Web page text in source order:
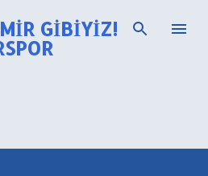
içeriğe atlaGIBIYIZ!